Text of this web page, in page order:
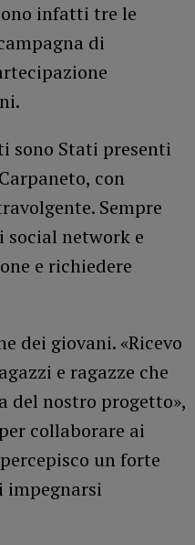
infatti tre le
di
sono Stati presenti
con
Sempre
network e
e richiedere
dei giovani. «Ricevo
e ragazze che
del nostro progetto»,
collaborare ai
un forte
impegnarsi